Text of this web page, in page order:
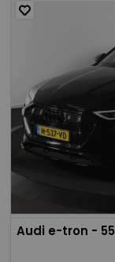
Audi e-tron -